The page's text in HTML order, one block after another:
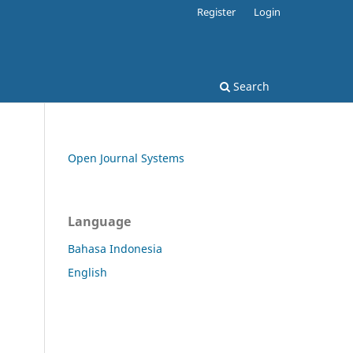
Search
Register Login
Open Journal Systems
Language
Bahasa Indonesia
English